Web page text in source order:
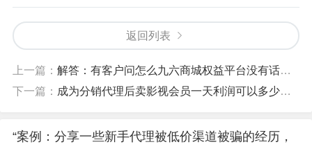
返回列表
上一篇： 解答：有客户问怎么九六商城权益平台没有话费电费商品
下一篇： 成为分销代理后卖影视会员一天利润可以多少？想知道进来看
“案例：分享一些新手代理被低价渠道被骗的经历，